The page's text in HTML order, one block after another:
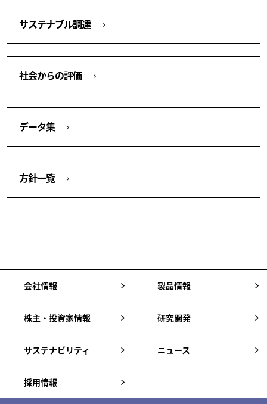
サステナブル調達
社会からの評価
データ集
方針一覧
会社情報 製品情報
株主・投資家情報 研究開発
サステナビリティ ニュース
採用情報